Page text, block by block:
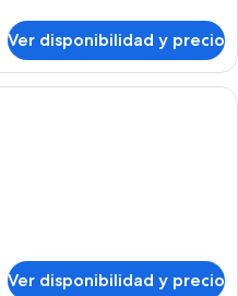
Ver disponibilidad y precio
Ropa de cama de alta calidad y
Ver disponibilidad y precio